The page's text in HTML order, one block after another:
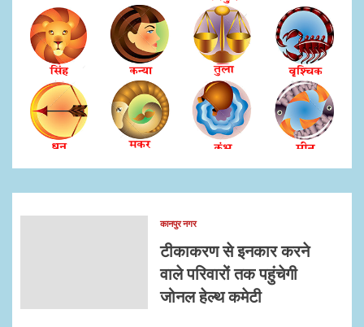
कानपुर नगर
टीकाकरण से इनकार करने
वाले परिवारों तक पहुंचेगी
जोनल हेल्थ कमेटी